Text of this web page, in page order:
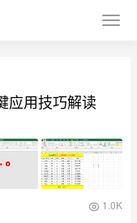
应用技巧解读
1.0K